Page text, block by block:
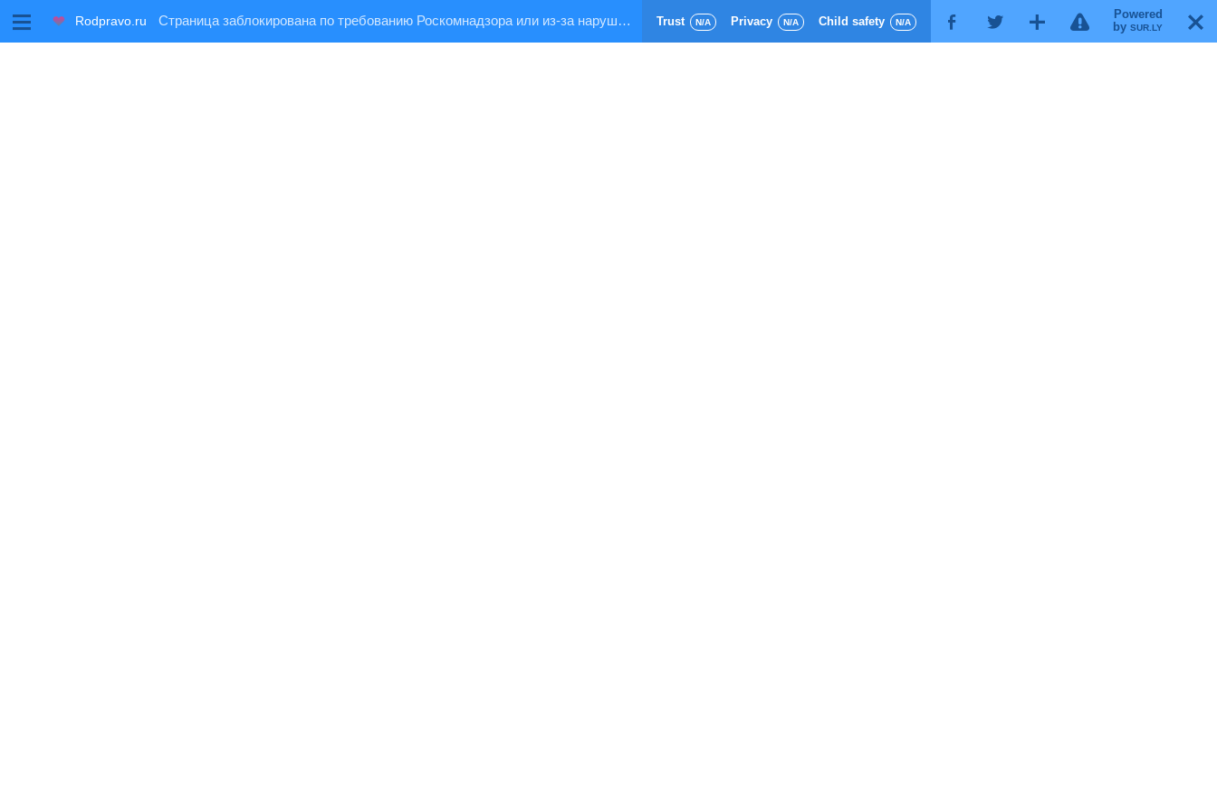
M Rodpravo.ru X
Powered
by SUR.LY
!
G
T
F
Trust N/A Privacy N/A Child safety N/A
Страница заблокирована по требованию Роскомнадзора или из-за нарушения правил хостинга!